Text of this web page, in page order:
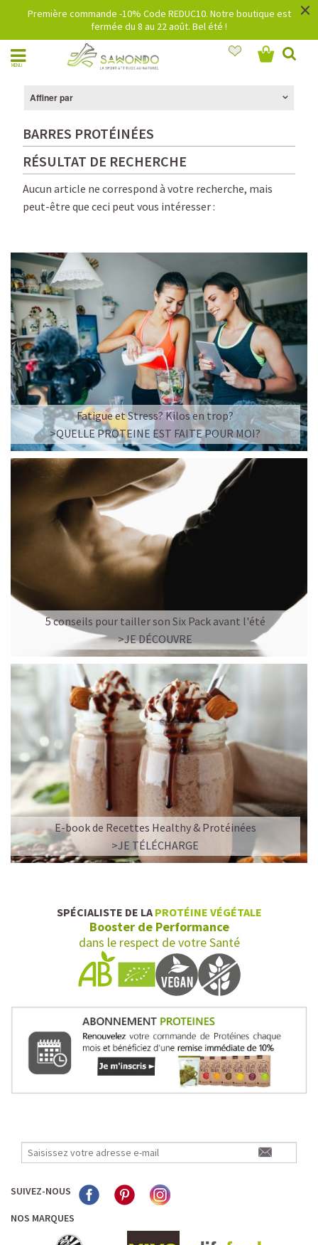
Première commande -10% Code REDUC10. Notre boutique est
fermée du 8 au 22 août. Bel été !
×
MENU
Affiner par
BARRES PROTÉINÉES
RÉSULTAT DE RECHERCHE
Aucun article ne correspond à votre recherche, mais
peut-être que ceci peut vous intéresser :
Fatigue et Stress? Kilos en trop?
>QUELLE PROTEINE EST FAITE POUR MOI?
5 conseils pour tailler son Six Pack avant l'été
>JE DÉCOUVRE
E-book de Recettes Healthy & Protéinées
>JE TÉLÉCHARGE
SPÉCIALISTE DE LA PROTÉINE VÉGÉTALE
Booster de Performance
dans le respect de votre Santé
SUIVEZ-NOUS
NOS MARQUES